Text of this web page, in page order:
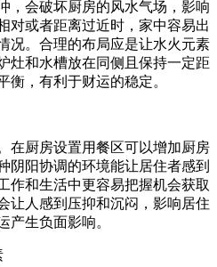
，会破坏厨房的风水气场，影响
对或者距离过近时，家中容易出
况。合理的布局应是让水火元素
灶和水槽放在同侧且保持一定距
衡，有利于财运的稳定。
在厨房设置用餐区可以增加厨房
阴阳协调的环境能让居住者感到
作和生活中更容易把握机会获取
让人感到压抑和沉闷，影响居住
产生负面影响。